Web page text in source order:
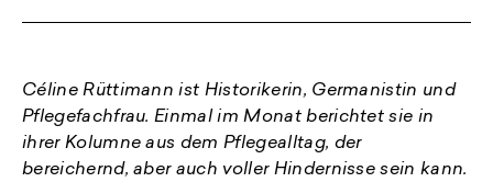
Céline Rüttimann ist Historikerin, Germanistin und
Pflegefachfrau. Einmal im Monat berichtet sie in
ihrer Kolumne aus dem Pflegealltag, der
bereichernd, aber auch voller Hindernisse sein kann.